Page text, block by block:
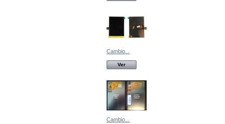
Cambio...
Ver
Cambio...